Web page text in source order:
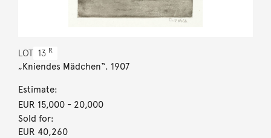
LOT 13 R
„Kniendes Mädchen“. 1907
Estimate:
EUR 15,000- 20,000
Sold for:
EUR 40,260